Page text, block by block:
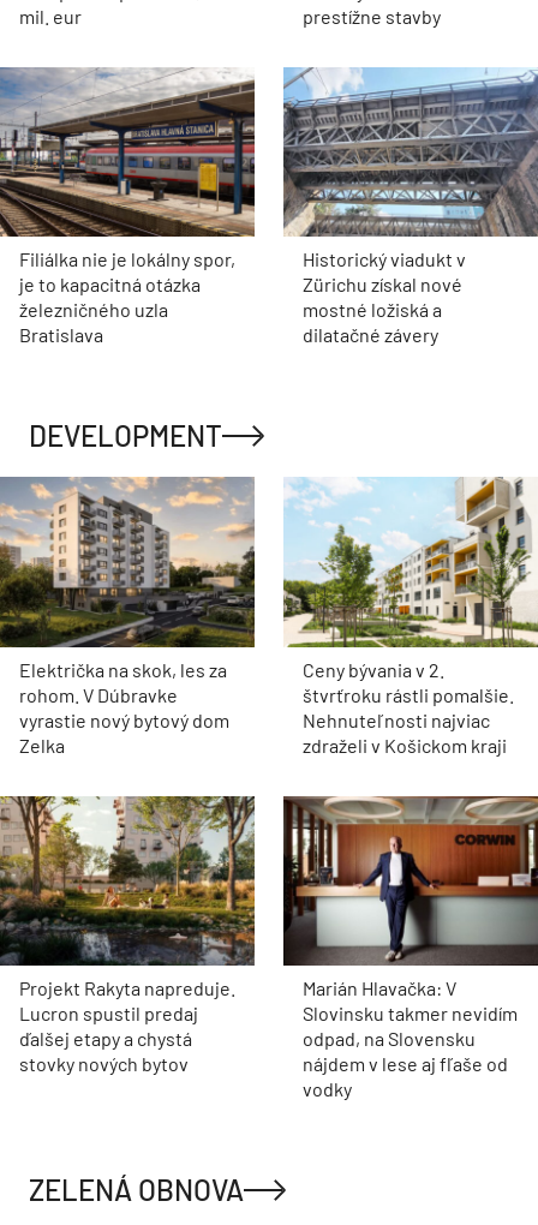
mil. eur
prestížne stavby
Filiálka nie je lokálny spor,
je to kapacitná otázka
železničného uzla
Bratislava
Historický viadukt v
Zürichu získal nové
mostné ložiská a
dilatačné závery
DEVELOPMENT
Električka na skok, les za
rohom. V Dúbravke
vyrastie nový bytový dom
Zelka
Ceny bývania v 2.
štvrťroku rástli pomalšie.
Nehnuteľnosti najviac
zdraželi v Košickom kraji
Projekt Rakyta napreduje.
Lucron spustil predaj
ďalšej etapy a chystá
stovky nových bytov
Marián Hlavačka: V
Slovinsku takmer nevidím
odpad, na Slovensku
nájdem v lese aj fľaše od
vodky
ZELENÁ OBNOVA